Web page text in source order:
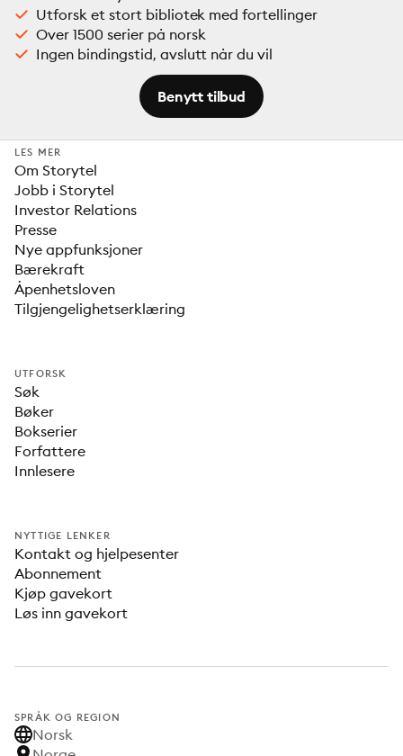
Utforsk et stort bibliotek med fortellinger
Over 1500 serier på norsk
Ingen bindingstid, avslutt når du vil
Benytt tilbud
LES MER
Om Storytel
Jobb i Storytel
Investor Relations
Presse
Nye appfunksjoner
Bærekraft
Åpenhetsloven
Tilgjengelighetserklæring
UTFORSK
Søk
Bøker
Bokserier
Forfattere
Innlesere
NYTTIGE LENKER
Kontakt og hjelpesenter
Abonnement
Kjøp gavekort
Løs inn gavekort
SPRÅK OG REGION
Norsk